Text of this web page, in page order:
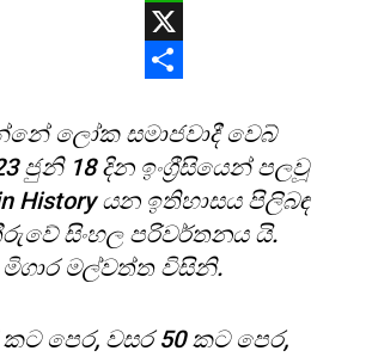
WhatsApp
X
ලෝක සමාජවාදී වෙබ්
ජුනි 18 දින ඉංග්‍රීසියෙන් පලවූ
in History යන ඉතිහාසය පිලිබඳ
සිංහල පරිවර්තනය යි.
මල්වත්ත විසිනි.
කට පෙර, වසර 50 කට පෙර,